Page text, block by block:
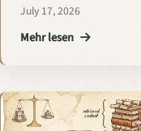
July 17, 2026
Mehr lesen